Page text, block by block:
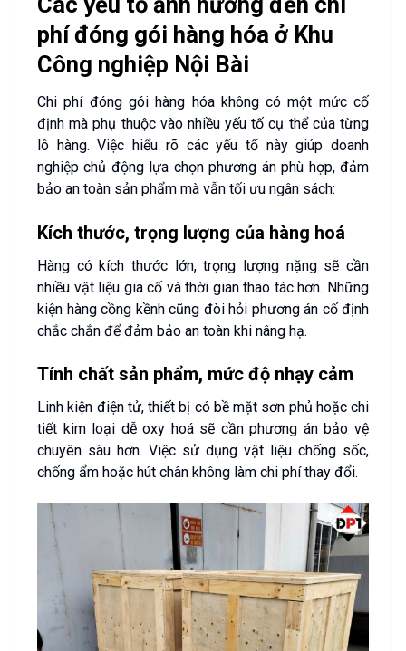
phí đóng gói hàng hóa ở Khu
Công nghiệp Nội Bài
Chi phí đóng gói hàng hóa không có một mức cố
định mà phụ thuộc vào nhiều yếu tố cụ thể của từng
lô hàng. Việc hiểu rõ các yếu tố này giúp doanh
nghiệp chủ động lựa chọn phương án phù hợp, đảm
bảo an toàn sản phẩm mà vẫn tối ưu ngân sách:
Kích thước, trọng lượng của hàng hoá
Hàng có kích thước lớn, trọng lượng nặng sẽ cần
nhiều vật liệu gia cố và thời gian thao tác hơn. Những
kiện hàng cồng kềnh cũng đòi hỏi phương án cố định
chắc chắn để đảm bảo an toàn khi nâng hạ.
Tính chất sản phẩm, mức độ nhạy cảm
Linh kiện điện tử, thiết bị có bề mặt sơn phủ hoặc chi
tiết kim loại dễ oxy hoá sẽ cần phương án bảo vệ
chuyên sâu hơn. Việc sử dụng vật liệu chống sốc,
chống ẩm hoặc hút chân không làm chi phí thay đổi.